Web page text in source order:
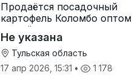
Продаётся посадочный
картофель Коломбо оптом
от трёх тонн
Не указана
Тульская область
17 апр 2026, 15:31 • 1 178